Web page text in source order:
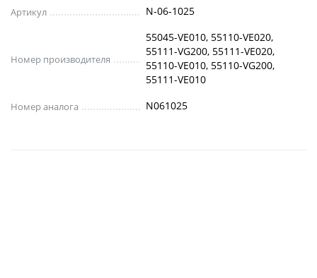
Артикул N-06-1025
Номер производителя
55045-VE010, 55110-VE020,
55111-VG200, 55111-VE020,
55110-VE010, 55110-VG200,
55111-VE010
Номер аналога N061025